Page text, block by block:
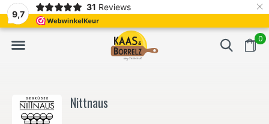
9,7
31 Reviews ×
0
Frisch geschnitten und vakuumverpackt. Meistens Lieferung
Nittnaus